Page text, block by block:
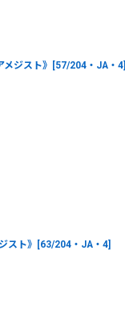
メジスト》[57/204・JA・4]
スト》[63/204・JA・4]